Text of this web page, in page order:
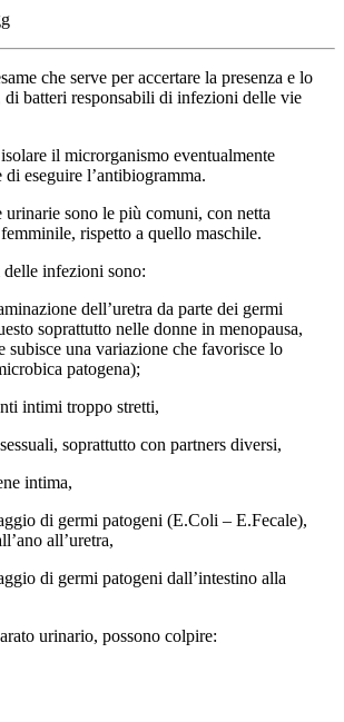
che serve per accertare la presenza e lo
batteri responsabili di infezioni delle vie
il microrganismo eventualmente
di eseguire l’antibiogramma.
sono le più comuni, con netta
rispetto a quello maschile.
infezioni sono:
dell’uretra da parte dei germi
soprattutto nelle donne in menopausa,
subisce una variazione che favorisce lo
patogena);
intimi troppo stretti,
soprattutto con partners diversi,
intima,
di germi patogeni (E.Coli – E.Fecale),
all’uretra,
di germi patogeni dall’intestino alla
urinario, possono colpire: